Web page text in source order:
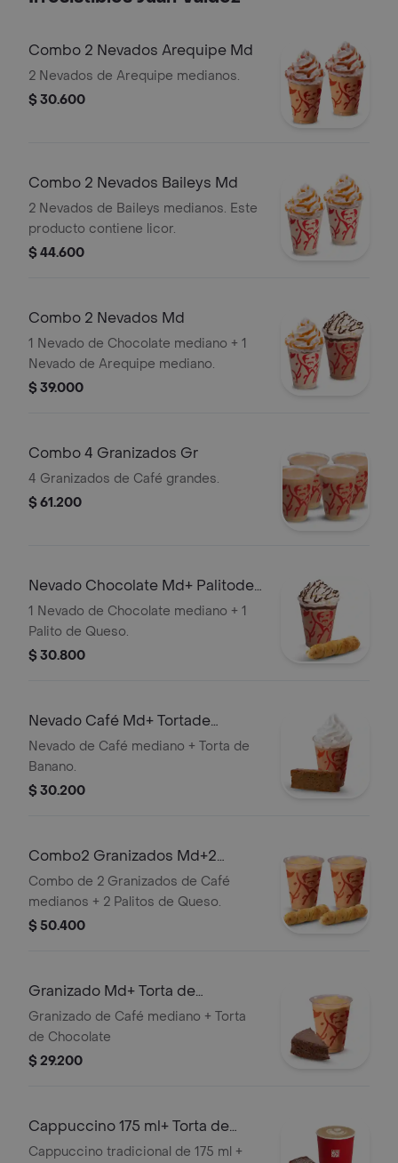
Combo 2 Nevados Arequipe Md
2 Nevados de Arequipe medianos.
$ 30.600
Combo 2 Nevados Baileys Md
2 Nevados de Baileys medianos. Este
producto contiene licor.
$ 44.600
Combo 2 Nevados Md
1 Nevado de Chocolate mediano + 1
Nevado de Arequipe mediano.
$ 39.000
Combo 4 Granizados Gr
4 Granizados de Café grandes.
$ 61.200
Nevado Chocolate Md+ Palitode
Queso
1 Nevado de Chocolate mediano + 1
Palito de Queso.
$ 30.800
Nevado Café Md+ Tortade
Banano
Nevado de Café mediano + Torta de
Banano.
$ 30.200
Combo2 Granizados Md+2
Palitosde Queso
Combo de 2 Granizados de Café
medianos + 2 Palitos de Queso.
$ 50.400
Granizado Md+ Torta de
Chocolate
Granizado de Café mediano + Torta
de Chocolate
$ 29.200
Cappuccino 175 ml+ Torta de
Chocolate
Cappuccino tradicional de 175 ml +